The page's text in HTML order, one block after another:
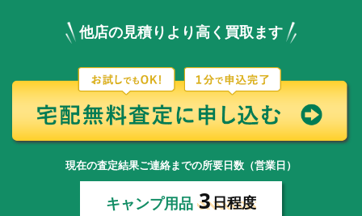
他店の見積りより高く買取ます
現在の査定結果ご連絡までの所要日数（営業日）
キャンプ用品 3日程度